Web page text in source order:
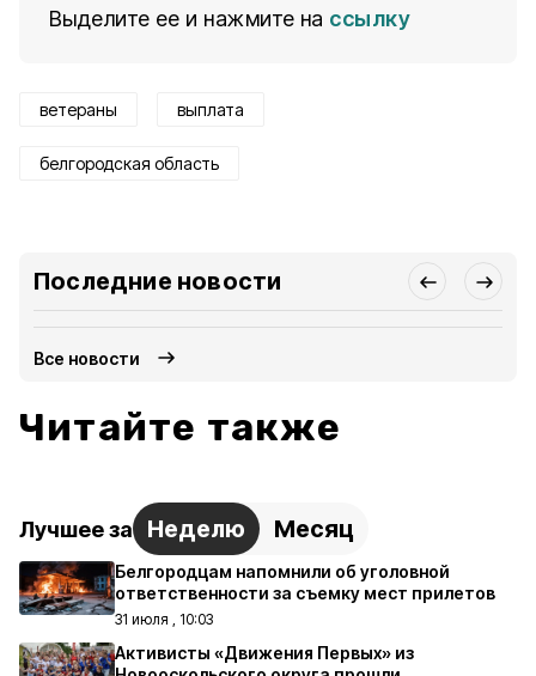
Выделите ее и нажмите на ссылку
ветераны выплата
белгородская область
Последние новости
Все новости
Читайте также
Лучшее за Неделю Месяц
Белгородцам напомнили об уголовной
ответственности за съемку мест прилетов
31 июля , 10:03
Активисты «Движения Первых» из